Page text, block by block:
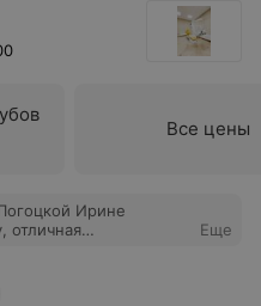
Все цены
Ирине
отличная
Еще